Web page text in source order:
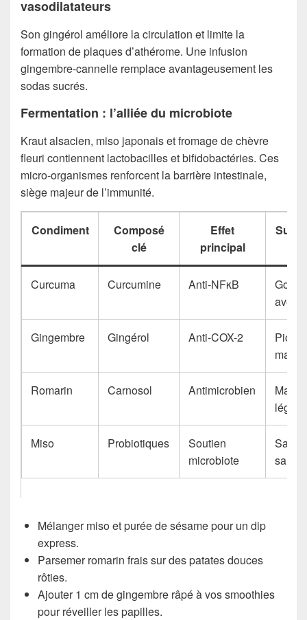
vasodilatateurs
Son gingérol améliore la circulation et limite la
formation de plaques d’athérome. Une infusion
gingembre-cannelle remplace avantageusement les
sodas sucrés.
Fermentation : l’alliée du microbiote
Kraut alsacien, miso japonais et fromage de chèvre
fleuri contiennent lactobacilles et bifidobactéries. Ces
micro-organismes renforcent la barrière intestinale,
siège majeur de l’immunité.
Condiment
Composé
clé
Effet
principal
Curcuma Curcumine Anti-NFκB
Gingembre Gingérol Anti-COX-2
Romarin Carnosol Antimicrobien
Miso Probiotiques
Soutien
microbiote
Sauce
Mélanger miso et purée de sésame pour un dip
express.
Parsemer romarin frais sur des patates douces
rôties.
Ajouter 1 cm de gingembre râpé à vos smoothies
pour réveiller les papilles.